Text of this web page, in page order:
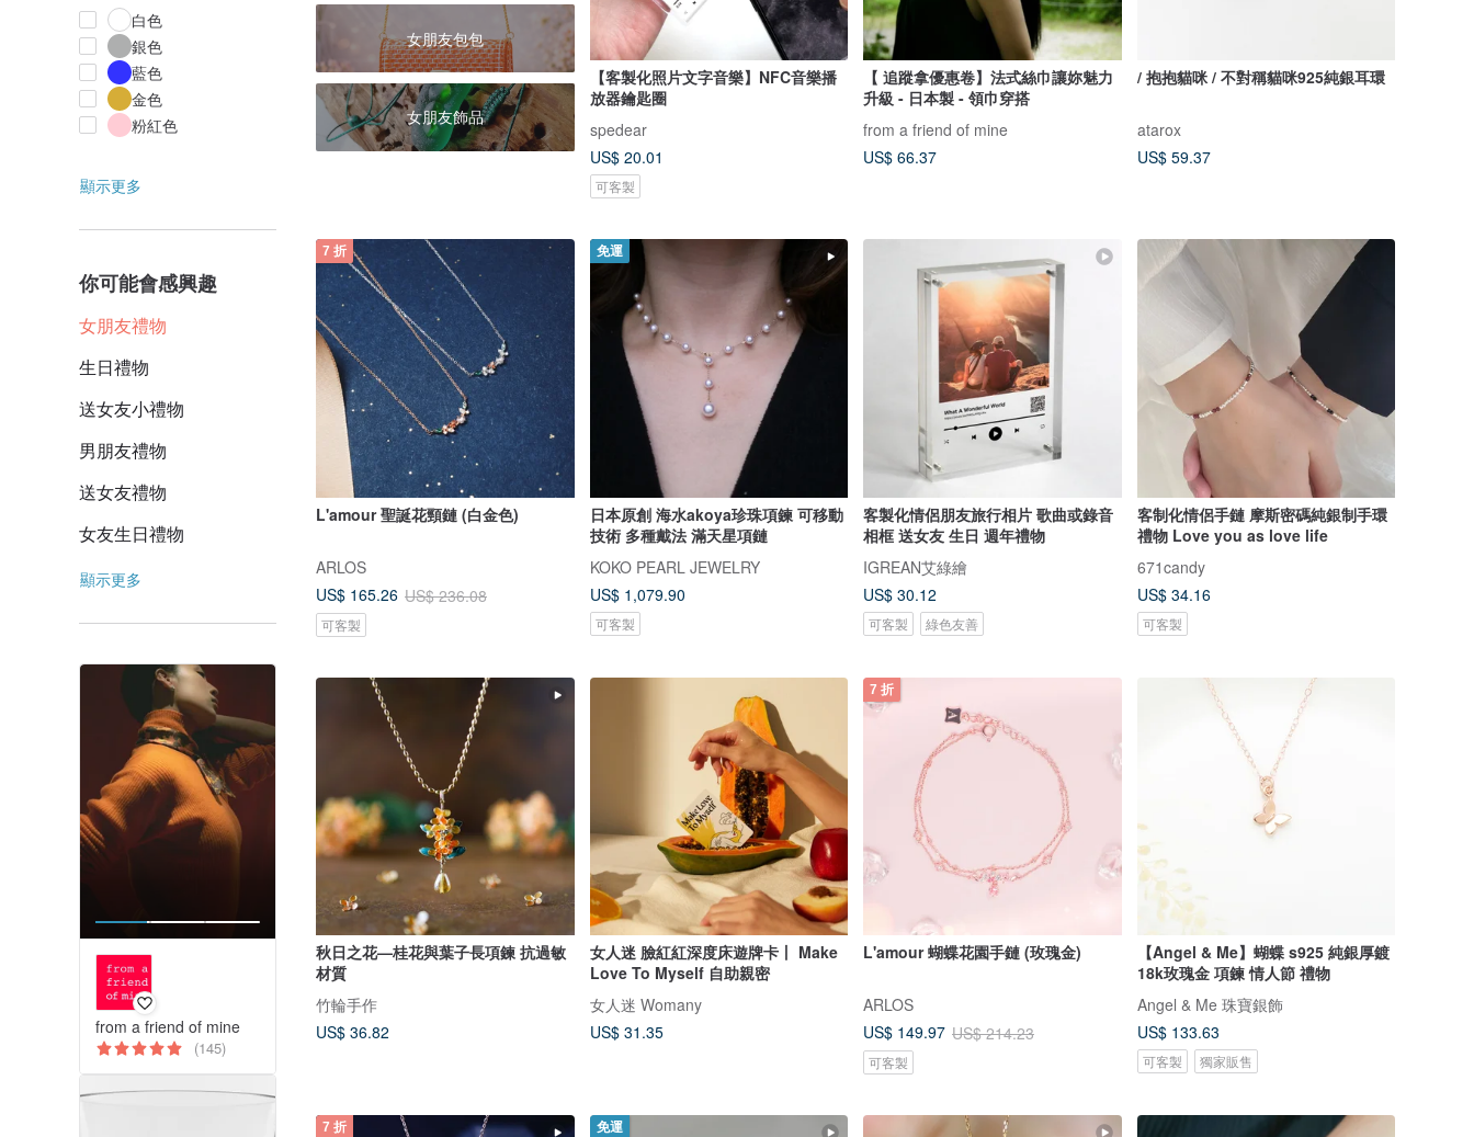
白色
銀色
藍色
金色
粉紅色
顯示更多
你可能會感興趣
女朋友禮物
生日禮物
送女友小禮物
男朋友禮物
送女友禮物
女友生日禮物
顯示更多
from a friend of mine
(145)
女朋友包包
女朋友飾品
【客製化照片文字音樂】NFC音樂播
放器鑰匙圈
spedear
US$ 20.01
可客製
【 追蹤拿優惠卷】法式絲巾讓妳魅力
升級 - 日本製 - 領巾穿搭
from a friend of mine
US$ 66.37
/ 抱抱貓咪 / 不對稱貓咪925純銀耳環
atarox
US$ 59.37
7 折
L'amour 聖誕花頸鏈 (白金色)
ARLOS
US$ 165.26 US$ 236.08
可客製
免運
日本原創 海水akoya珍珠項鍊 可移動
技術 多種戴法 滿天星項鏈
KOKO PEARL JEWELRY
US$ 1,079.90
可客製
客製化情侶朋友旅行相片 歌曲或錄音
相框 送女友 生日 週年禮物
IGREAN艾綠繪
US$ 30.12
可客製 綠色友善
客制化情侶手鏈 摩斯密碼純銀制手環
禮物 Love you as love life
671candy
US$ 34.16
可客製
秋日之花—桂花與葉子長項鍊 抗過敏
材質
竹輪手作
US$ 36.82
女人迷 臉紅紅深度床遊牌卡丨 Make
Love To Myself 自助親密
女人迷 Womany
US$ 31.35
7 折
L'amour 蝴蝶花園手鏈 (玫瑰金)
ARLOS
US$ 149.97 US$ 214.23
可客製
【Angel & Me】蝴蝶 s925 純銀厚鍍
18k玫瑰金 項鍊 情人節 禮物
Angel & Me 珠寶銀飾
US$ 133.63
可客製 獨家販售
7 折 免運